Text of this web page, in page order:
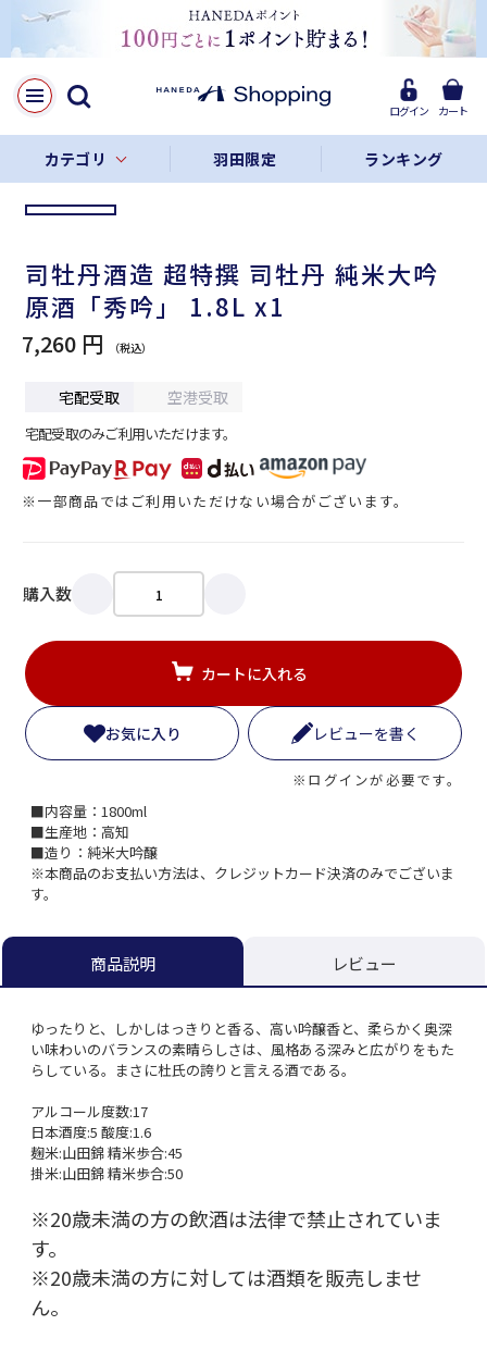
ログイン カート
カテゴリ 羽田限定 ランキング
LINE
Facebook
リンクをコピー
司牡丹酒造 超特撰 司牡丹 純米大吟
原酒「秀吟」 1.8L x1
7,260 円
宅配受取 空港受取
宅配受取のみご利用いただけます。
※一部商品ではご利用いただけない場合がございます。
購入数
カートに入れる
お気に入り レビューを書く
※ログインが必要です。
■内容量：1800ml
■生産地：高知
■造り：純米大吟醸
※本商品のお支払い方法は、クレジットカード決済のみでございま
す。
商品説明 レビュー
ゆったりと、しかしはっきりと香る、高い吟醸香と、柔らかく奥深
い味わいのバランスの素晴らしさは、風格ある深みと広がりをもた
らしている。まさに杜氏の誇りと言える酒である。
アルコール度数:17
日本酒度:5 酸度:1.6
麹米:山田錦 精米歩合:45
掛米:山田錦 精米歩合:50
※20歳未満の方の飲酒は法律で禁止されていま
す。
※20歳未満の方に対しては酒類を販売しませ
ん。